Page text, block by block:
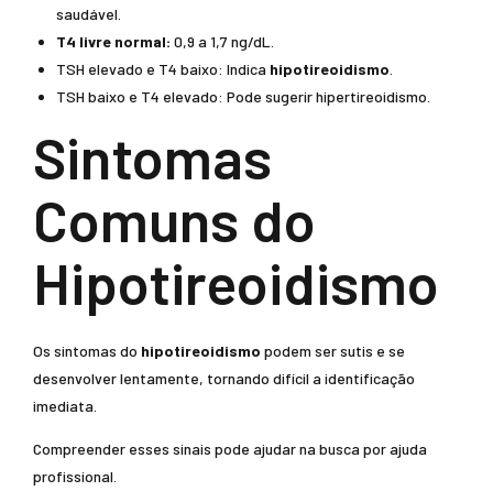
saudável.
T4 livre normal: 0,9 a 1,7 ng/dL.
TSH elevado e T4 baixo: Indica hipotireoidismo
TSH baixo e T4 elevado: Pode sugerir hipertireoidismo.
Sintomas
Comuns do
Hipotireoidismo
Os sintomas do hipotireoidismo podem ser sutis e se
desenvolver lentamente, tornando difícil a identificação
imediata.
Compreender esses sinais pode ajudar na busca por ajuda
profissional.